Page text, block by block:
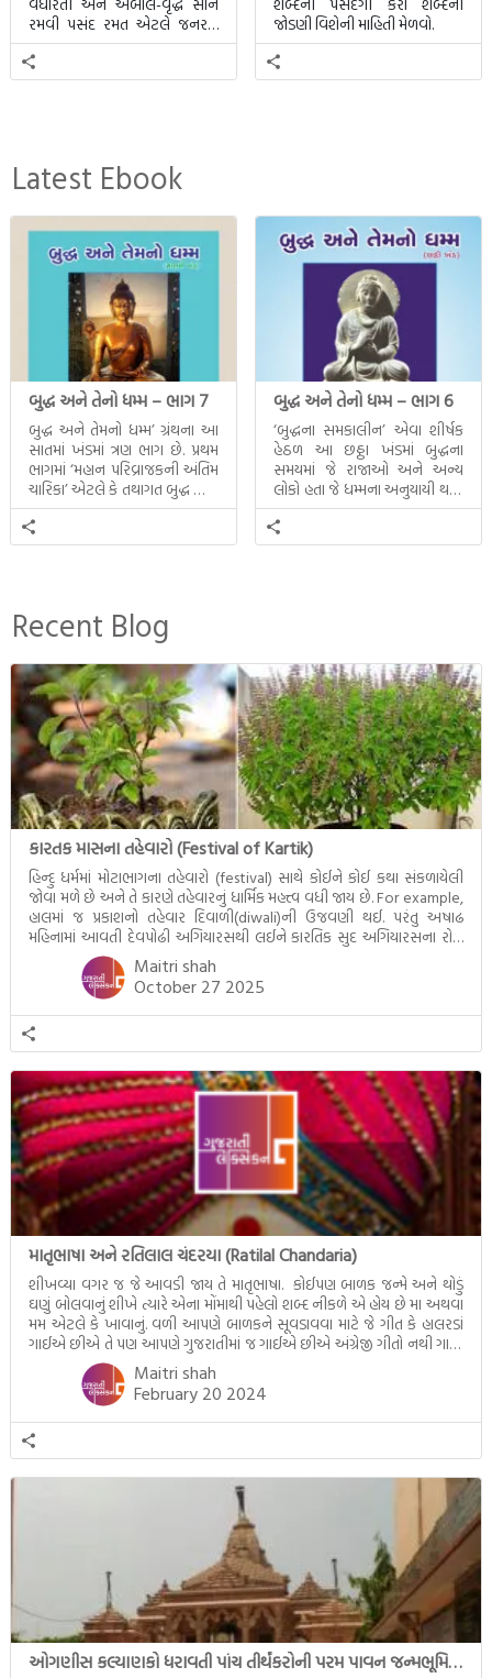
રમવી પસંદ રમત એટલે જનરલ
નોલેજ ક્વિઝ.
જોડણી વિશેની માહિતી મેળવો.
Latest Ebook
બુદ્ધ અને તેનો ધમ્મ – ભાગ 7
બુદ્ધ અને તેમનો ધમ્મ’ ગ્રંથના આ
સાતમાં ખંડમાં ત્રણ ભાગ છે. પ્રથમ
ભાગમાં ‘મહાન પરિવ્રાજકની અંતિમ
ચારિકા’ એટલે કે તથાગત બુદ્ધ સાથે
સતત પરિભ્રમણ કરતા સહચારીઓ
સાથે ફરી એકવારની
મુલાકાત, બીજા ભાગમાં તથાગતે
ઉત્તરાધિકારી તરીકે સ્થાપે છે તે
દૃશ્યો અંકિત થયાં છે. ટૂંકમાં બુદ્ધનાં
જીવનના અંતિમ દિવસોની યાત્રાનો
પરિપાક જોવા મળે […]
બુદ્ધ અને તેનો ધમ્મ – ભાગ 6
‘બુદ્ધના સમકાલીન’ એવા શીર્ષક
હેઠળ આ છઠ્ઠા ખંડમાં બુદ્ધના
સમયમાં જે રાજાઓ અને અન્ય
લોકો હતા જે ધમ્મના અનુયાયી થયા.
તેમનો અને બુદ્ધ વચ્ચે થયેલો
સત્સંગ વીશે જાણકારી મળે છે.
Recent Blog
કારતક માસના તહેવારો (Festival of Kartik)
હિન્દુ ધર્મમાં મોટાભાગના તહેવારો (festival) સાથે કોઈને કોઈ કથા સંકળાયેલી
જોવા મળે છે અને તે કારણે તહેવારનું ધાર્મિક મહત્ત્વ વધી જાય છે. For example,
હાલમાં જ પ્રકાશનો તહેવાર દિવાળી(diwali)ની ઉજવણી થઈ. પરંતુ અષાઢ
મહિનામાં આવતી દેવપોઢી અગિયારસથી લઈને કારતિક સુદ અગિયારસના રોજ
આવતી દેવ ઊઠી અગિયારસ વચ્ચે મોટેભાગે યજ્ઞોપવીત સંસ્કાર, લગ્ન,
દીક્ષાગ્રહણ, યજ્ઞ, ગૃહપ્રવેશ જેવા […]
Maitri shah
October 27 2025
માતૃભાષા અને રતિલાલ ચંદરયા (Ratilal Chandaria)
શીખવ્યા વગર જ જે આવડી જાય તે માતૃભાષા. કોઈપણ બાળક જન્મે અને થોડું
ઘણું બોલવાનું શીખે ત્યારે એના મોંમાથી પહેલો શબ્દ નીકળે એ હોય છે મા અથવા
મમ એટલે કે ખાવાનું. વળી આપણે બાળકને સૂવડાવવા માટે જે ગીત કે હાલરડાં
ગાઈએ છીએ તે પણ આપણે ગુજરાતીમાં જ ગાઈએ છીએ અંગ્રેજી ગીતો નથી ગાતા.
આમ બાળકને […]
Maitri shah
February 20 2024
ઓગણીસ કલ્યાણકો ધરાવતી પાંચ તીર્થંકરોની પરમ પાવન જન્મભૂમિ – અયોધ્યા (Ayodhya)